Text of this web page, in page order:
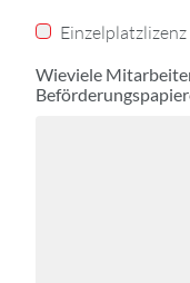
Einzelplatzlizenz
Wieviele